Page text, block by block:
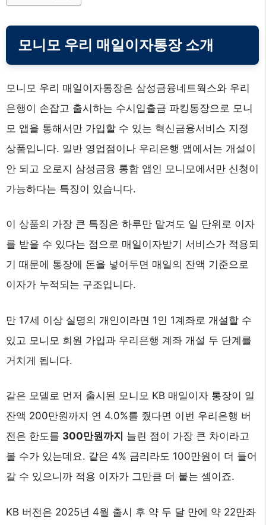
모니모 우리 매일이자통장 소개
모니모 우리 매일이자통장은 삼성금융네트웍스와 우리
은행이 손잡고 출시하는 수시입출금 파킹통장으로 모니
모 앱을 통해서만 가입할 수 있는 혁신금융서비스 지정
상품입니다. 일반 영업점이나 우리은행 앱에서는 개설이
안 되고 오로지 삼성금융 통합 앱인 모니모에서만 신청이
가능하다는 특징이 있습니다.
이 상품의 가장 큰 특징은 하루만 맡겨도 일 단위로 이자
를 받을 수 있다는 점으로 매일이자받기 서비스가 적용되
기 때문에 통장에 돈을 넣어두면 매일의 잔액 기준으로
이자가 누적되는 구조입니다.
만 17세 이상 실명의 개인이라면 1인 1계좌로 개설할 수
있고 모니모 회원 가입과 우리은행 계좌 개설 두 단계를
거치게 됩니다.
같은 모델로 먼저 출시된 모니모 KB 매일이자 통장이 일
잔액 200만원까지 연 4.0%를 줬다면 이번 우리은행 버
전은 한도를 300만원까지 늘린 점이 가장 큰 차이라고
볼 수가 있는데요. 같은 4% 금리라도 100만원이 더 들어
갈 수 있으니까 적용 이자가 그만큼 더 붙는 셈이죠.
KB 버전은 2025년 4월 출시 후 약 두 달 만에 약 22만좌